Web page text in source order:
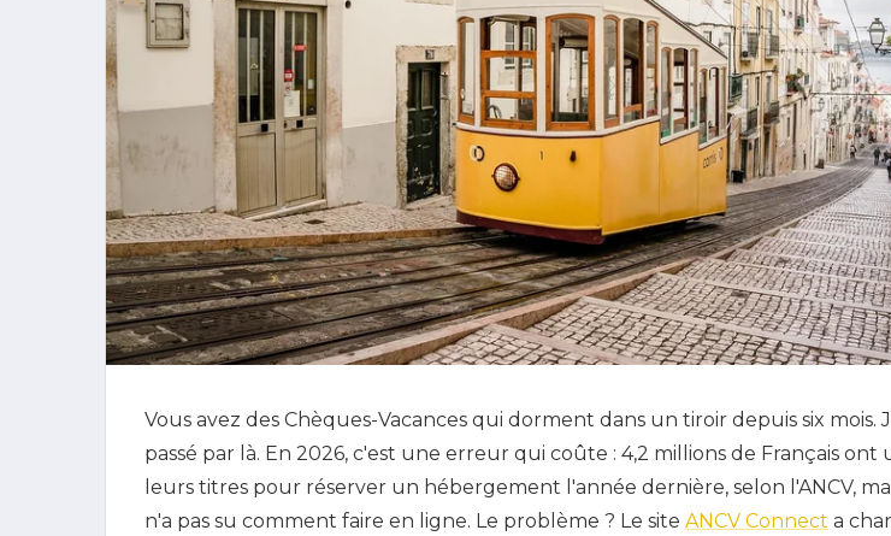
Vous avez des Chèques-Vacances qui dorment dans un tiroir depuis six mois.
passé par là. En 2026, c'est une erreur qui coûte : 4,2 millions de Français ont
leurs titres pour réserver un hébergement l'année dernière, selon l'ANCV,
n'a pas su comment faire en ligne. Le problème ? Le site ANCV Connect a